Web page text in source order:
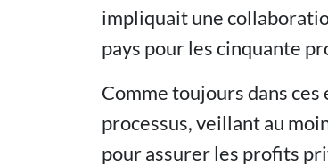
impliquait une
pays pour les cinquante
Comme toujours dans ces
processus, veillant au
pour assurer les profits